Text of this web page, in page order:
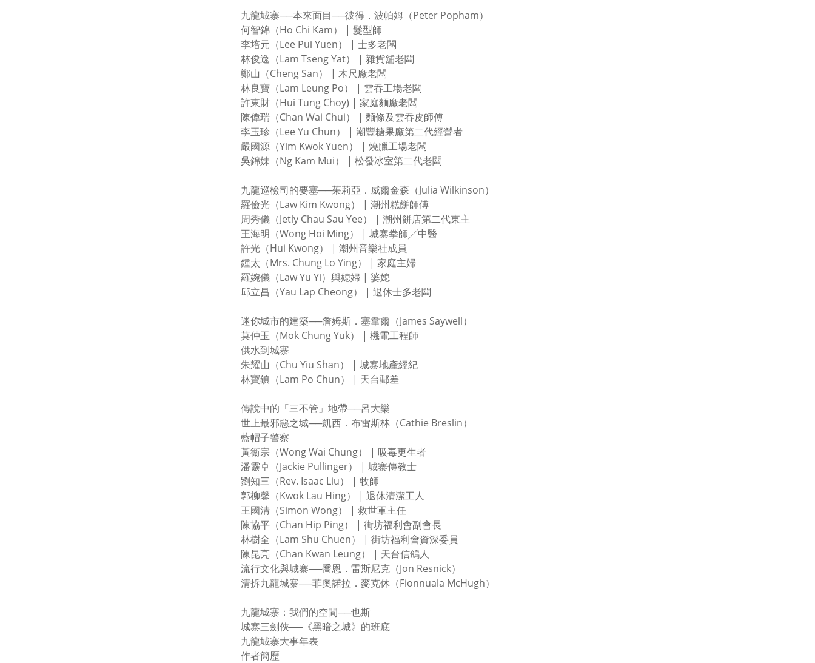
九龍城寨──本來面目──彼得．波帕姆（Peter Popham）
何智錦（Ho Chi Kam） | 髮型師
李培元（Lee Pui Yuen） | 士多老闆
林俊逸（Lam Tseng Yat） | 雜貨舖老闆
鄭山（Cheng San） | 木尺廠老闆
林良寶（Lam Leung Po） | 雲吞工場老闆
許東財（Hui Tung Choy) | 家庭麵廠老闆
陳偉瑞（Chan Wai Chui） | 麵條及雲吞皮師傅
李玉珍（Lee Yu Chun） | 潮豐糖果廠第二代經營者
嚴國源（Yim Kwok Yuen） | 燒臘工場老闆
吳錦妹（Ng Kam Mui） | 松發冰室第二代老闆
九龍巡檢司的要塞──茱莉亞．威爾金森（Julia Wilkinson）
羅儉光（Law Kim Kwong） | 潮州糕餅師傅
周秀儀（Jetly Chau Sau Yee） | 潮州餅店第二代東主
王海明（Wong Hoi Ming） | 城寨拳師╱中醫
許光（Hui Kwong） | 潮州音樂社成員
鍾太（Mrs. Chung Lo Ying） | 家庭主婦
羅婉儀（Law Yu Yi）與媳婦 | 婆媳
邱立昌（Yau Lap Cheong） | 退休士多老闆
迷你城市的建築──詹姆斯．塞韋爾（James Saywell）
莫仲玉（Mok Chung Yuk） | 機電工程師
供水到城寨
朱耀山（Chu Yiu Shan） | 城寨地產經紀
林寶鎮（Lam Po Chun） | 天台郵差
傳說中的「三不管」地帶──呂大樂
世上最邪惡之城──凱西．布雷斯林（Cathie Breslin）
藍帽子警察
黃衞宗（Wong Wai Chung） | 吸毒更生者
潘靈卓（Jackie Pullinger） | 城寨傳教士
劉知三（Rev. Isaac Liu） | 牧師
郭柳馨（Kwok Lau Hing） | 退休清潔工人
王國清（Simon Wong） | 救世軍主任
陳協平（Chan Hip Ping） | 街坊福利會副會長
林樹全（Lam Shu Chuen） | 街坊福利會資深委員
陳昆亮（Chan Kwan Leung） | 天台信鴿人
流行文化與城寨──喬恩．雷斯尼克（Jon Resnick）
清拆九龍城寨──菲奧諾拉．麥克休（Fionnuala McHugh）
九龍城寨：我們的空間──也斯
城寨三劍俠──《黑暗之城》的班底
九龍城寨大事年表
作者簡歷